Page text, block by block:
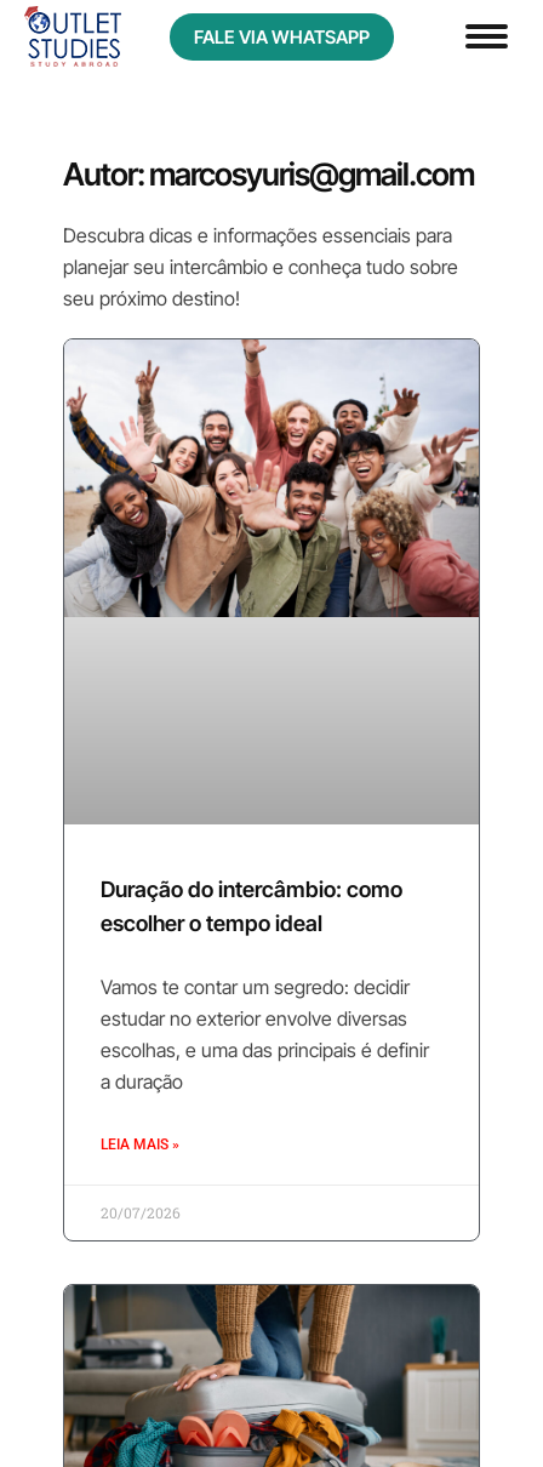
FALE VIA WHATSAPP
Autor:marcosyuris@gmail.com
Descubra dicas e informações essenciais para
planejar seu intercâmbio e conheça tudo sobre
seu próximo destino!
Duração do intercâmbio: como
escolher o tempo ideal
Vamos te contar um segredo: decidir
estudar no exterior envolve diversas
escolhas, e uma das principais é definir
a duração
LEIA MAIS »
20/07/2026